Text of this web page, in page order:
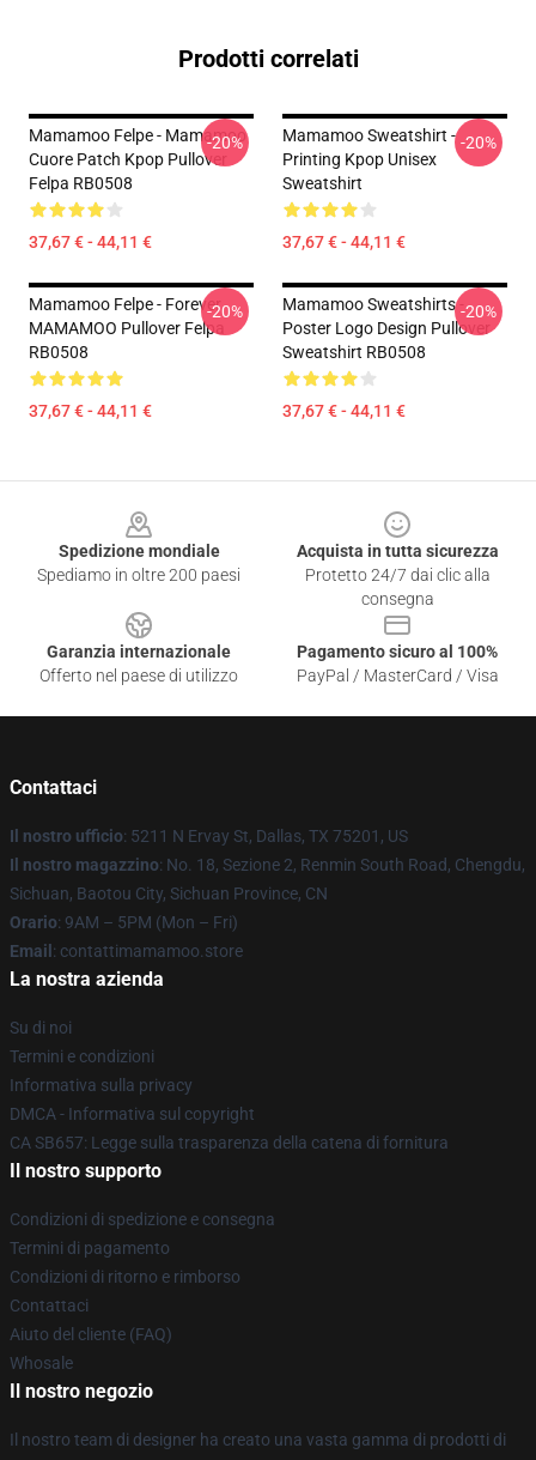
Prodotti correlati
Mamamoo Felpe - Mamamoo
Cuore Patch Kpop Pullover
Felpa RB0508
37,67 € - 44,11 €
-20%
Mamamoo Sweatshirt -
Printing Kpop Unisex
Sweatshirt
37,67 € - 44,11 €
-20%
Mamamoo Felpe - Forever
MAMAMOO Pullover Felpa
RB0508
37,67 € - 44,11 €
-20%
Mamamoo Sweatshirts -
Poster Logo Design Pullover
Sweatshirt RB0508
37,67 € - 44,11 €
-20%
Spedizione mondiale
Spediamo in oltre 200 paesi
Acquista in tutta sicurezza
Protetto 24/7 dai clic alla
consegna
Garanzia internazionale
Offerto nel paese di utilizzo
Pagamento sicuro al 100%
PayPal / MasterCard / Visa
Contattaci
Il nostro ufficio: 5211 N Ervay St, Dallas, TX 75201, US
Il nostro magazzino: No. 18, Sezione 2, Renmin South Road, Chengdu,
Sichuan, Baotou City, Sichuan Province, CN
Orario: 9AM – 5PM (Mon – Fri)
Email : contattimamamoo.store
La nostra azienda
Su di noi
Termini e condizioni
Informativa sulla privacy
DMCA - Informativa sul copyright
CA SB657: Legge sulla trasparenza della catena di fornitura
Il nostro supporto
Condizioni di spedizione e consegna
Termini di pagamento
Condizioni di ritorno e rimborso
Contattaci
Aiuto del cliente (FAQ)
Whosale
Il nostro negozio
Il nostro team di designer ha creato una vasta gamma di prodotti di